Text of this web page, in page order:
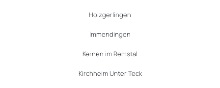
Holzgerlingen
İmmendingen
Kernen im Remstal
Kirchheim Unter Teck